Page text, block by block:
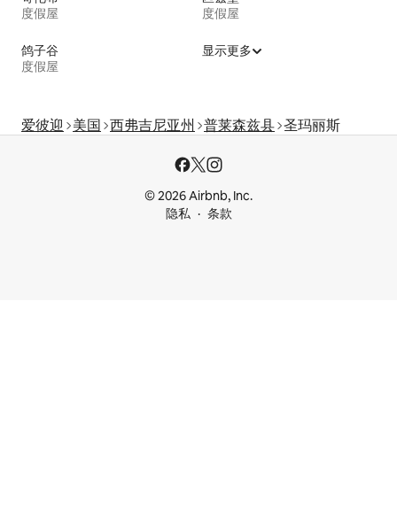
度假屋
度假屋
鸽子谷
度假屋
显示更多
爱彼迎 美国 西弗吉尼亚州 普莱森兹县 圣玛丽斯
© 2026 Airbnb, Inc.
隐私
条款